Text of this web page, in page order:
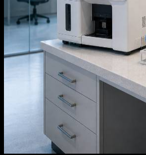
기술로 신뢰를 쌓아온
36년의 역사.
태승전자(주)는 1989년 설립 이래, 마이크
기판 설계 및 제조 분야에서 일관된 품질
뢰를 쌓아왔습니다. 인천광역시 서해구 로
시설에서 국내외 다양한 산업에 핵심 전자